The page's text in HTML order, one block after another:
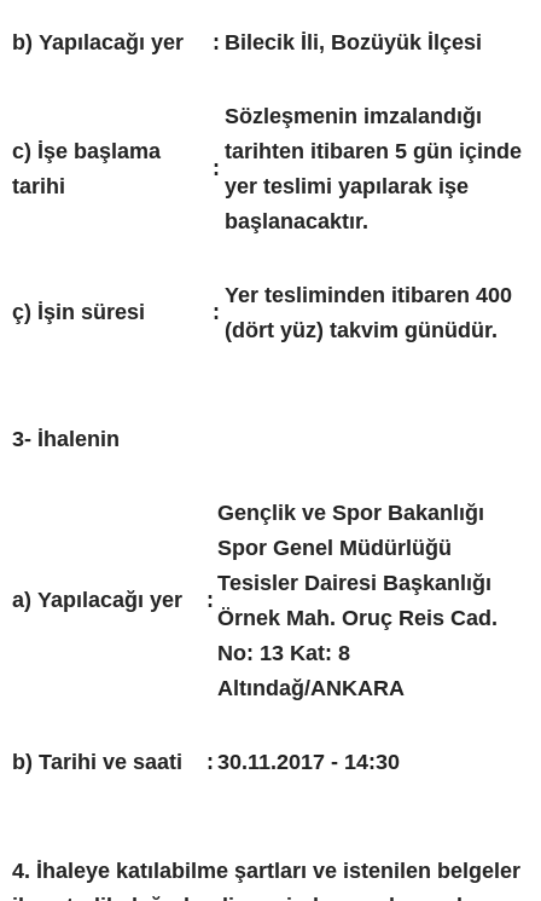
b) Yapılacağı yer : Bilecik İli, Bozüyük İlçesi
c) İşe başlama
tarihi
:
Sözleşmenin imzalandığı
tarihten itibaren 5 gün içinde
yer teslimi yapılarak işe
başlanacaktır.
ç) İşin süresi :
Yer tesliminden itibaren 400
(dört yüz) takvim günüdür.
3- İhalenin
a) Yapılacağı yer :
Gençlik ve Spor Bakanlığı
Spor Genel Müdürlüğü
Tesisler Dairesi Başkanlığı
Örnek Mah. Oruç Reis Cad.
No: 13 Kat: 8
Altındağ/ANKARA
b) Tarihi ve saati : 30.11.2017 - 14:30
4. İhaleye katılabilme şartları ve istenilen belgeler